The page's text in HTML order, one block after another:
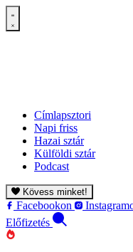
Címlapsztori
Napi friss
Hazai sztár
Külföldi sztár
Podcast
Kövess minket!
Facebookon
Előfizetés